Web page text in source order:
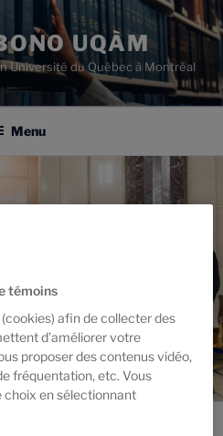
UQÀM
Université du Québec à Montréal
Menu
témoins
afin de collecter des
d’améliorer votre
proposer des contenus vidéo,
fréquentation, etc. Vous
choix en sélectionnant